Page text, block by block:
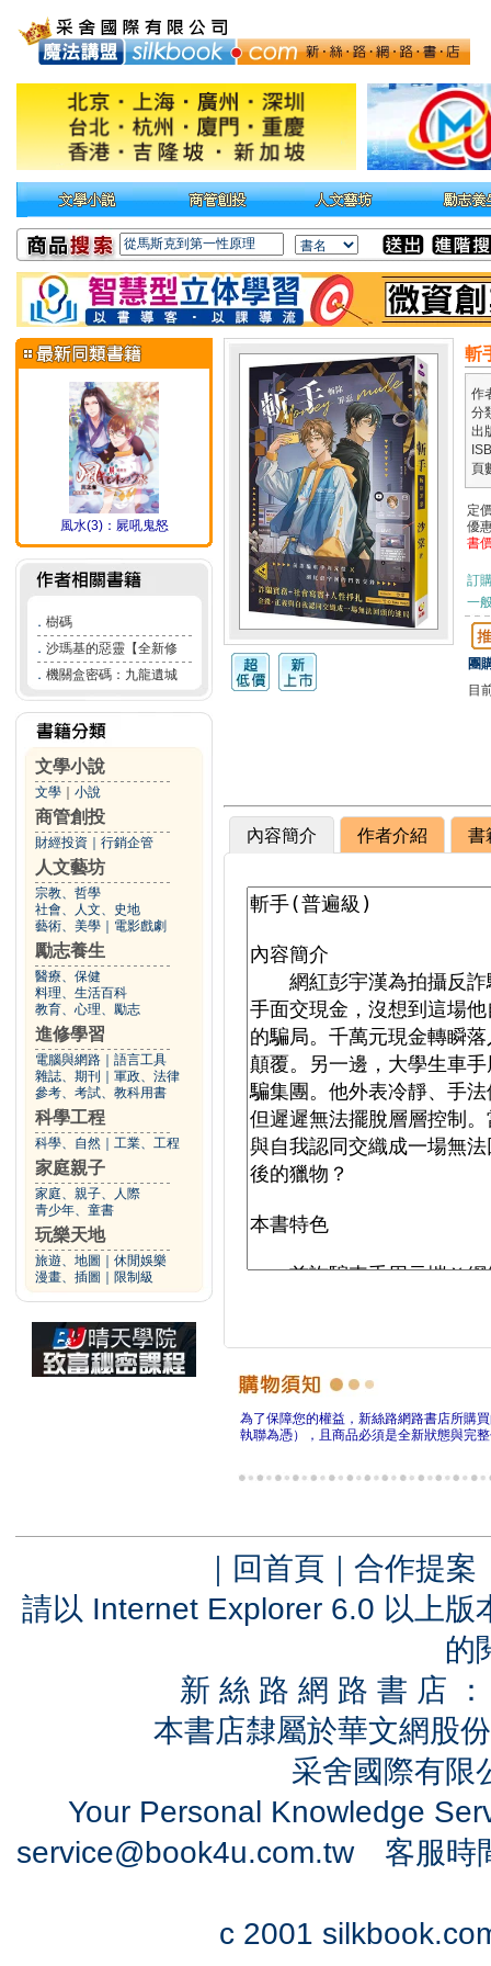
風水(3)：屍吼鬼怒
． 樹碼
． 沙瑪基的惡靈【全新修
． 機關盒密碼：九龍遺城
文學小說
文學 小說
商管創投
財經投資 行銷企管
人文藝坊
宗教、哲學
社會、人文、史地
藝術、美學
電影戲劇
勵志養生
醫療、保健
料理、生活百科
教育、心理、勵志
進修學習
電腦與網路
語言工具
雜誌、期刊
軍政、法律
參考、考試、教科用書
科學工程
科學、自然 工業、工程
家庭親子
家庭、親子、人際
青少年、童書
玩樂天地
旅遊、地圖
休閒娛樂
漫畫、插圖
限制級
斬
作
分
出
頁
定
優
書
訂
一
團
目
內容簡介 作者介紹 書
為了保障您的權益，新絲路網路書店所購
執聯為憑），且商品必須是全新狀態與完
｜ 回首頁 ｜ 合作提案
請以 Internet Explorer 6.0 以上
的
新 絲 路 網 路 書 店
本書店隸屬於華文網股
采舍國際有
Your Personal Knowledge
service@book4u.com.tw客服時
c 2001